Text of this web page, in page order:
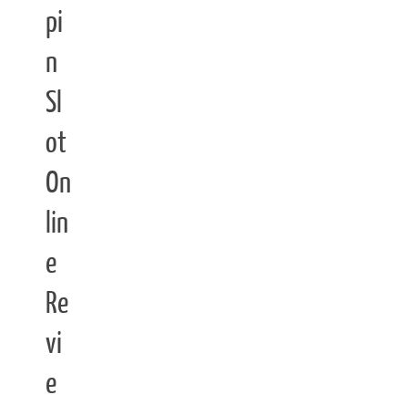
pi
n
Sl
ot
On
lin
e
Re
vi
e